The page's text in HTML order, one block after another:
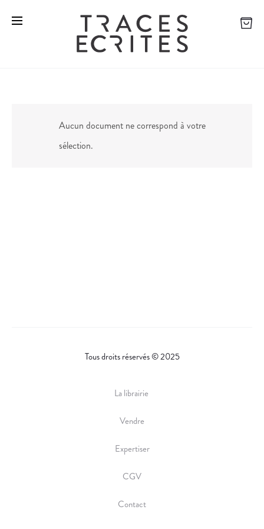
Aucun document ne correspond à votre
sélection.
Tous droits réservés © 2025
La librairie
Vendre
Expertiser
CGV
Contact